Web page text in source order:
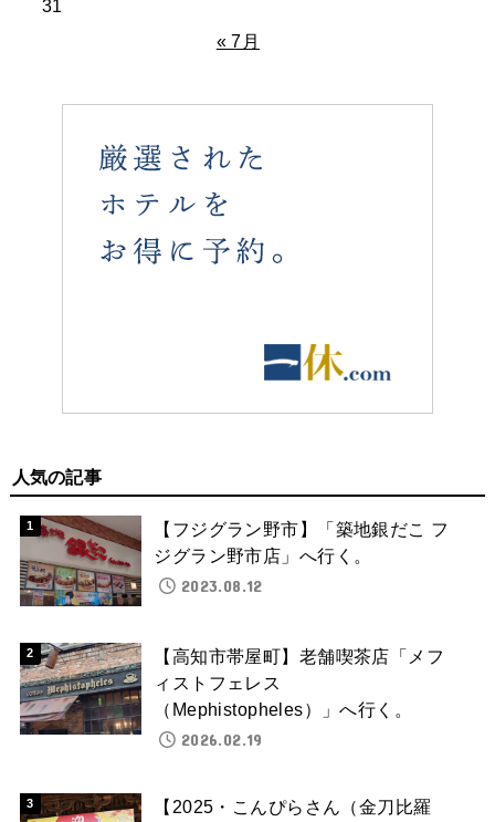
31
« 7月
人気の記事
【フジグラン野市】「築地銀だこ フ
ジグラン野市店」へ行く。
2023.08.12
【高知市帯屋町】老舗喫茶店「メフ
ィストフェレス
（Mephistopheles）」へ行く。
2026.02.19
【2025・こんぴらさん（金刀比羅